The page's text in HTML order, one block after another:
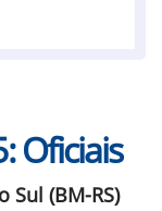
Oficiais
(BM-RS)